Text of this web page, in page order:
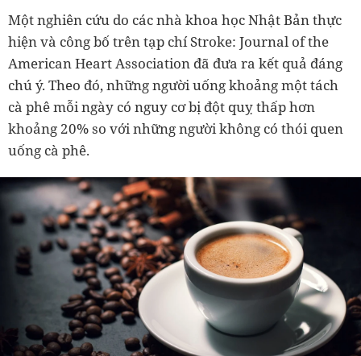
Một nghiên cứu do các nhà khoa học Nhật Bản thực
hiện và công bố trên tạp chí Stroke: Journal of the
American Heart Association đã đưa ra kết quả đáng
chú ý. Theo đó, những người uống khoảng một tách
cà phê mỗi ngày có nguy cơ bị đột quỵ thấp hơn
khoảng 20% so với những người không có thói quen
uống cà phê.